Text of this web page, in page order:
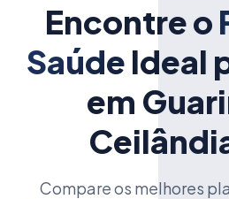
Encontre o
Saúde Ideal
em
Compare os melhores